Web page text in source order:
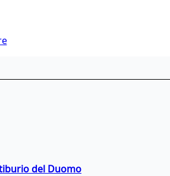
del Duomo